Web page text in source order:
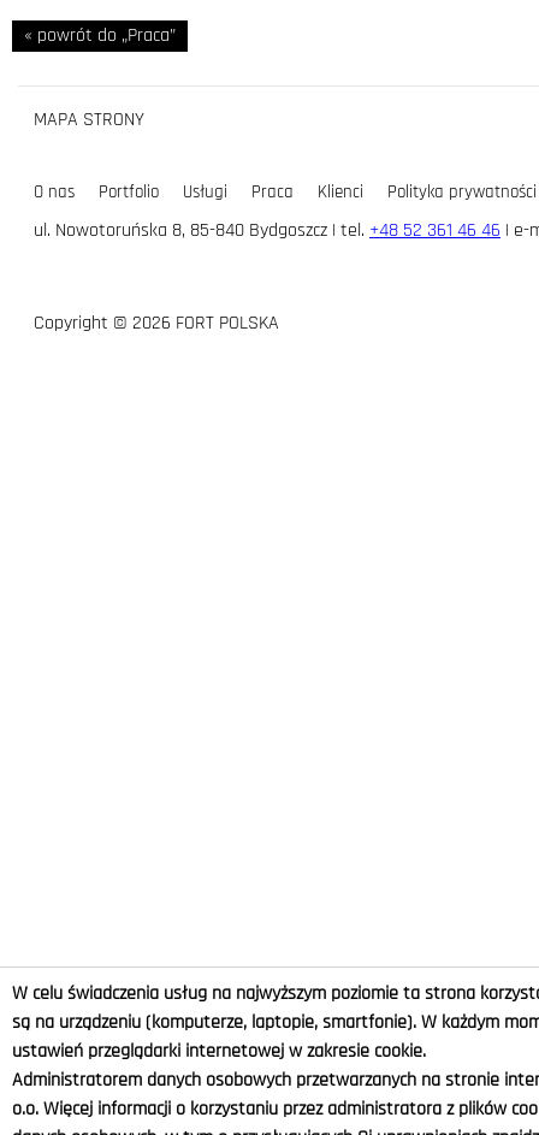
« powrót do „Praca”
MAPA STRONY
O nas Portfolio Usługi Praca Klienci
Polityka prywatności
ul. Nowotoruńska 8, 85-840 Bydgoszcz | tel. +48 52 361 46 46 | e-
Copyright © 2026 FORT POLSKA
W celu świadczenia usług na najwyższym poziomie ta strona
są na urządzeniu (komputerze, laptopie, smartfonie). W każdym
ustawień przeglądarki internetowej w zakresie cookie.
Administratorem danych osobowych przetwarzanych na stronie
o.o. Więcej informacji o korzystaniu przez administratora z plików